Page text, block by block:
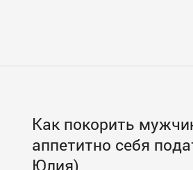
Как покорить
аппетитно себя
Юлия)